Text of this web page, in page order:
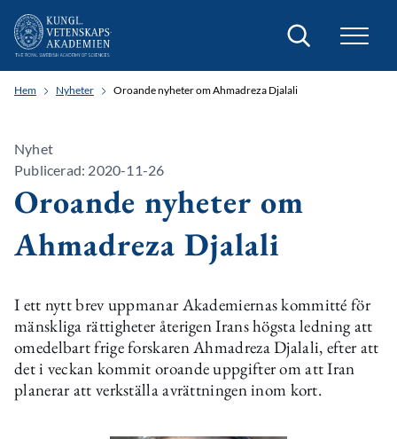
Sök
Hem Nyheter Oroande nyheter om Ahmadreza Djalali
Nyhet
Publicerad: 2020-11-26
Oroande nyheter om
Ahmadreza Djalali
I ett nytt brev uppmanar Akademiernas kommitté för
mänskliga rättigheter återigen Irans högsta ledning att
omedelbart frige forskaren Ahmadreza Djalali, efter att
det i veckan kommit oroande uppgifter om att Iran
planerar att verkställa avrättningen inom kort.